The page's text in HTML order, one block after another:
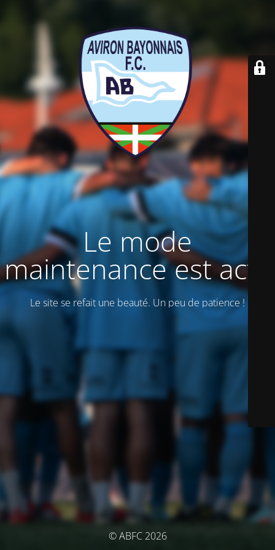
Le mode
maintenance est actif
Le site se refait une beauté. Un peu de patience !
© ABFC 2026